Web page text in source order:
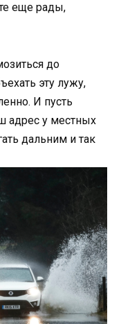
еще рады,
до
эту лужу,
И пусть
адрес у местных
дальним и так